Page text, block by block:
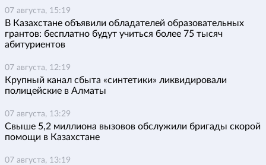
07 августа, 15:19
В Казахстане объявили обладателей образовательных
грантов: бесплатно будут учиться более 75 тысяч
абитуриентов
07 августа, 12:19
Крупный канал сбыта «синтетики» ликвидировали
полицейские в Алматы
07 августа, 13:29
Свыше 5,2 миллиона вызовов обслужили бригады скорой
помощи в Казахстане
07 августа, 13:19